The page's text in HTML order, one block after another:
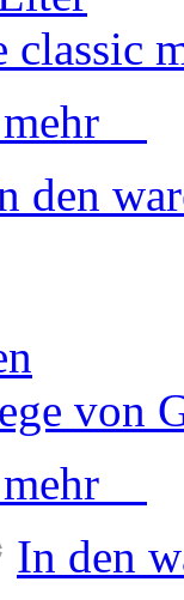
classic
mehr
den
von
mehr
In den